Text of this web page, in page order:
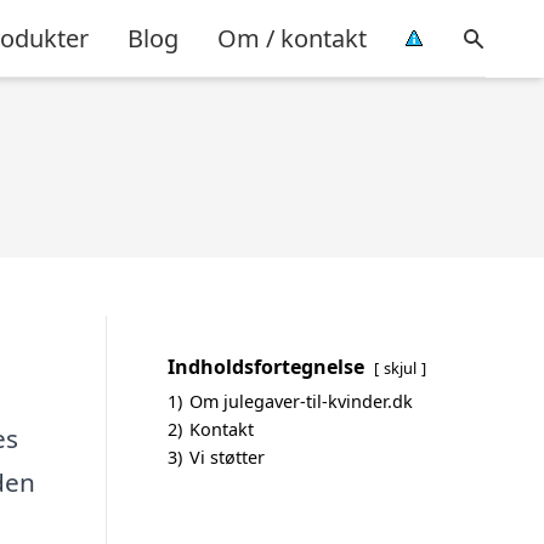
Blog Om / kontakt
Indholdsfortegnelse skjul
1) Om julegaver-til-kvinder.dk
2) Kontakt
3) Vi støtter